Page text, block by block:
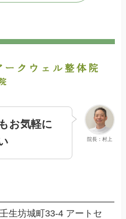
院長：村上
お気軽に
生坊城町33-4 アートセ